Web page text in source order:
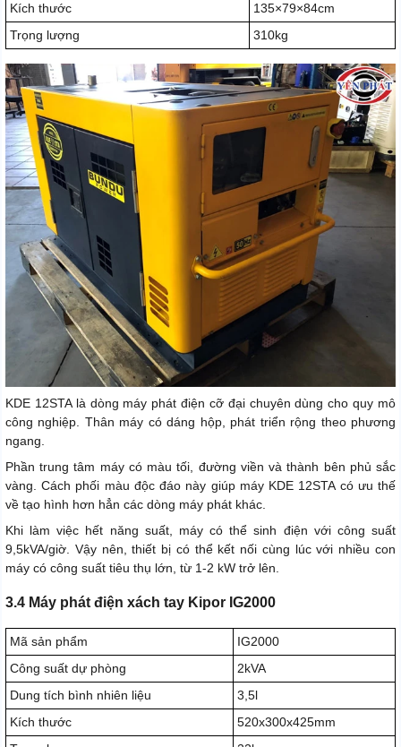
Kích thước
135×79×84cm
Trọng lượng
310kg
KDE 12STA là dòng máy phát điện cỡ đại chuyên dùng cho quy mô
công nghiệp. Thân máy có dáng hộp, phát triển rộng theo phương
ngang.
Phần trung tâm máy có màu tối, đường viền và thành bên phủ sắc
vàng. Cách phối màu độc đáo này giúp máy KDE 12STA có ưu thế
về tạo hình hơn hẳn các dòng máy phát khác.
Khi làm việc hết năng suất, máy có thể sinh điện với công suất
9,5kVA/giờ. Vậy nên, thiết bị có thể kết nối cùng lúc với nhiều con
máy có công suất tiêu thụ lớn, từ 1-2 kW trở lên.
3.4 Máy phát điện xách tay Kipor IG2000
Mã sản phẩm
IG2000
Công suất dự phòng
2kVA
Dung tích bình nhiên liệu
3,5l
Kích thước
520x300x425mm